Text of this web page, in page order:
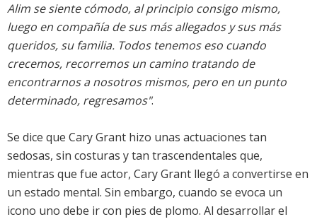
Alim se siente cómodo, al principio consigo mismo,
luego en compañía de sus más allegados y sus más
queridos, su familia. Todos tenemos eso cuando
crecemos, recorremos un camino tratando de
encontrarnos a nosotros mismos, pero en un punto
determinado, regresamos".
Se dice que Cary Grant hizo unas actuaciones tan
sedosas, sin costuras y tan trascendentales que,
mientras que fue actor, Cary Grant llegó a convertirse en
un estado mental. Sin embargo, cuando se evoca un
icono uno debe ir con pies de plomo. Al desarrollar el